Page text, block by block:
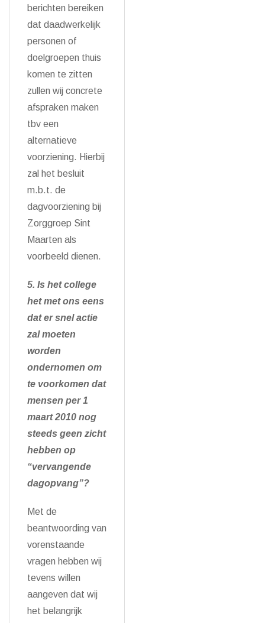
berichten bereiken
dat daadwerkelijk
personen of
doelgroepen thuis
komen te zitten
zullen wij concrete
afspraken maken
tbv een
alternatieve
voorziening. Hierbij
zal het besluit
m.b.t. de
dagvoorziening bij
Zorggroep Sint
Maarten als
voorbeeld dienen.
5. Is het college
het met ons eens
dat er snel actie
zal moeten
worden
ondernomen om
te voorkomen dat
mensen per 1
maart 2010 nog
steeds geen zicht
hebben op
“vervangende
dagopvang”?
Met de
beantwoording van
vorenstaande
vragen hebben wij
tevens willen
aangeven dat wij
het belangrijk